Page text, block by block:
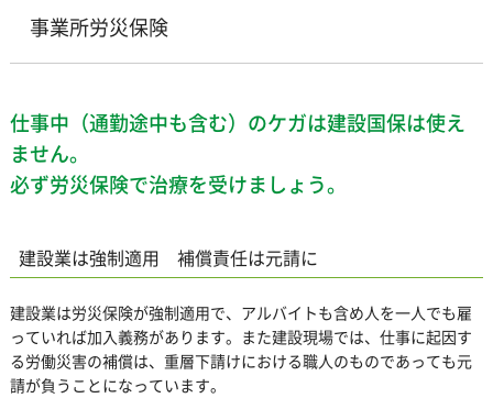
事業所労災保険
仕事中（通勤途中も含む）のケガは建設国保は使え
ません。
必ず労災保険で治療を受けましょう。
建設業は強制適用 補償責任は元請に
建設業は労災保険が強制適用で、アルバイトも含め人を一人でも雇
っていれば加入義務があります。また建設現場では、仕事に起因す
る労働災害の補償は、重層下請けにおける職人のものであっても元
請が負うことになっています。